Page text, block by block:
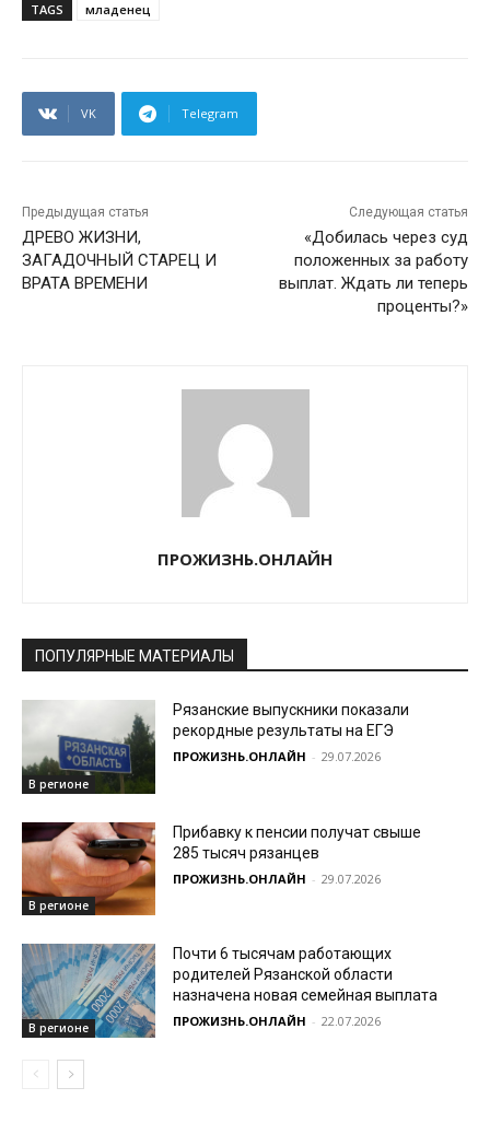
TAGS младенец
VK Telegram
Предыдущая статья
ДРЕВО ЖИЗНИ,
ЗАГАДОЧНЫЙ СТАРЕЦ И
ВРАТА ВРЕМЕНИ
Следующая статья
«Добилась через суд
положенных за работу
выплат. Ждать ли теперь
проценты?»
ПРОЖИЗНЬ.ОНЛАЙН
ПОПУЛЯРНЫЕ МАТЕРИАЛЫ
В регионе
Рязанские выпускники показали
рекордные результаты на ЕГЭ
ПРОЖИЗНЬ.ОНЛАЙН - 29.07.2026
В регионе
Прибавку к пенсии получат свыше
285 тысяч рязанцев
ПРОЖИЗНЬ.ОНЛАЙН - 29.07.2026
В регионе
Почти 6 тысячам работающих
родителей Рязанской области
назначена новая семейная выплата
ПРОЖИЗНЬ.ОНЛАЙН - 22.07.2026